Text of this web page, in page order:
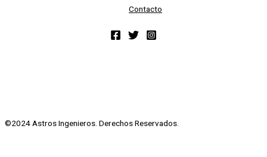
Contacto
©2024 Astros Ingenieros. Derechos Reservados.